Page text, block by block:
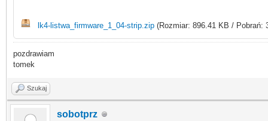
lk4-listwa_firmware_1_04-strip.zip (Rozmiar: 896.41 KB / Pobrań:
pozdrawiam
tomek
Szukaj
sobotprz